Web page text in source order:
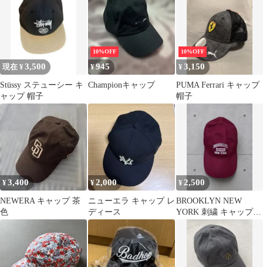
現在 ¥ 3,500
Stüssy ステューシー キ
ャップ 帽子
10%OFF
¥945
Championキャップ
10%OFF
¥3,150
PUMA Ferrari キャップ
帽子
¥3,400
NEWERA キャップ 茶
色
¥2,000
ニューエラ キャップ レ
ディース
¥ 2,500
BROOKLYN NEW
YORK 刺繍 キャップ
アメカジ ビンテー